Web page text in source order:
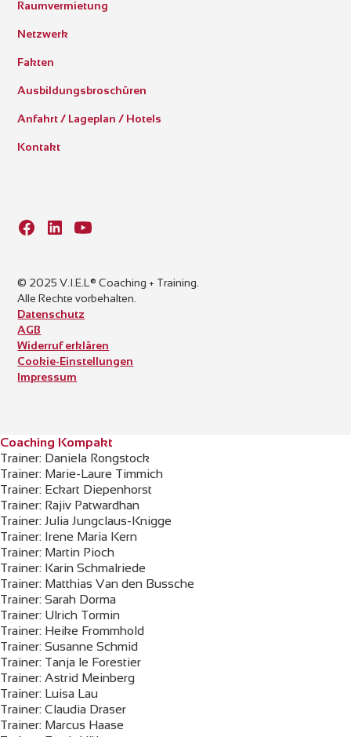
Raumvermietung
Netzwerk
Fakten
Ausbildungsbroschüren
Anfahrt / Lageplan / Hotels
Kontakt
© 2025 V.I.E.L® Coaching + Training.
Alle Rechte vorbehalten.
Datenschutz
AGB
Widerruf erklären
Cookie-Einstellungen
Impressum
Coaching Kompakt
Trainer: Daniela Rongstock
Trainer: Marie-Laure Timmich
Trainer: Eckart Diepenhorst
Trainer: Rajiv Patwardhan
Trainer: Julia Jungclaus-Knigge
Trainer: Irene Maria Kern
Trainer: Martin Pioch
Trainer: Karin Schmalriede
Trainer: Matthias Van den Bussche
Trainer: Sarah Dorma
Trainer: Ulrich Tormin
Trainer: Heike Frommhold
Trainer: Susanne Schmid
Trainer: Tanja le Forestier
Trainer: Astrid Meinberg
Trainer: Luisa Lau
Trainer: Claudia Draser
Trainer: Marcus Haase